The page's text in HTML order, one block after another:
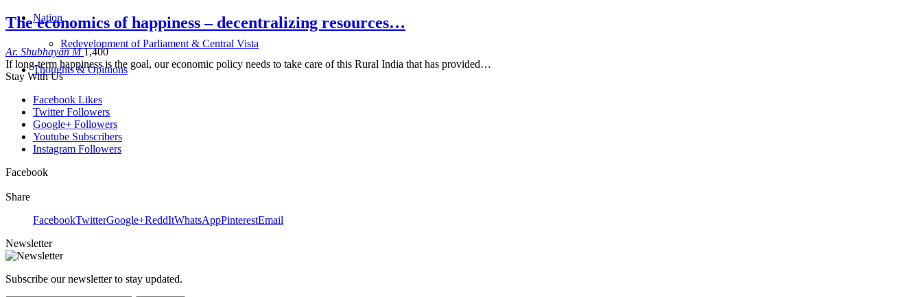
Nation
Redevelopment of Parliament & Central Vista
Thoughts & Opinions
The economics of happiness – decentralizing resources…
Ar. Shubhayan M1,400
If long-term happiness is the goal, our economic policy needs to take care of this Rural India that has provided…
Stay With Us
Facebook Likes
Twitter Followers
Google+ Followers
Youtube Subscribers
Instagram Followers
Facebook
Share
FacebookTwitterGoogle+ReddItWhatsAppPinterestEmail
Newsletter
Subscribe our newsletter to stay updated.